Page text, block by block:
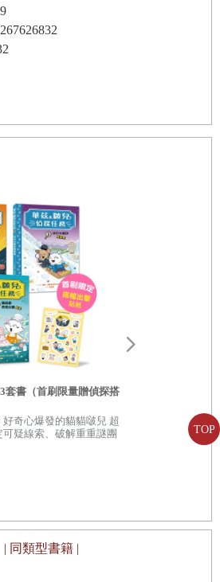
TOP
套書（首刷限量贈偵探搭
奇心爆發的貓貓啵兒 超
疑線索、破解重重謎團
姆巴佩vs.
受矚目的雙
| 同類型書籍 |